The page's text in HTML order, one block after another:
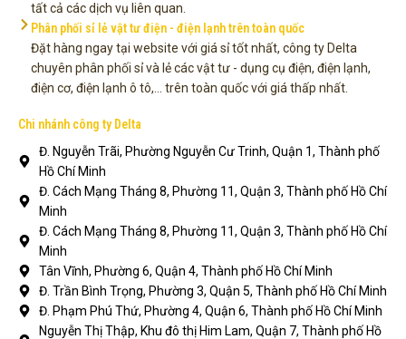
tất cả các dịch vụ liên quan.
Phân phối sỉ lẻ vật tư điện - điện lạnh trên toàn quốc
Đặt hàng ngay tại website với giá sỉ tốt nhất, công ty Delta
chuyên phân phối sỉ và lẻ các vật tư - dụng cụ điện, điện lạnh,
điện cơ, điện lạnh ô tô,... trên toàn quốc với giá thấp nhất.
Chi nhánh công ty Delta
Đ. Nguyễn Trãi, Phường Nguyễn Cư Trinh, Quận 1, Thành phố
Hồ Chí Minh
Đ. Cách Mạng Tháng 8, Phường 11, Quận 3, Thành phố Hồ Chí
Minh
Đ. Cách Mạng Tháng 8, Phường 11, Quận 3, Thành phố Hồ Chí
Minh
Tân Vĩnh, Phường 6, Quận 4, Thành phố Hồ Chí Minh
Đ. Trần Bình Trọng, Phường 3, Quận 5, Thành phố Hồ Chí Minh
Đ. Phạm Phú Thứ, Phường 4, Quận 6, Thành phố Hồ Chí Minh
Nguyễn Thị Thập, Khu đô thị Him Lam, Quận 7, Thành phố Hồ